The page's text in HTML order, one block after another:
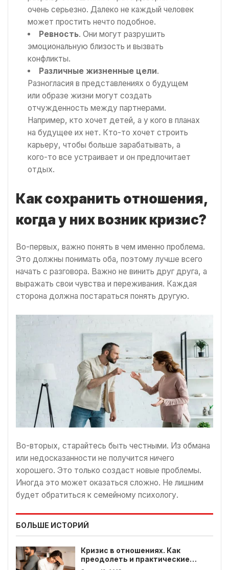
очень серьезно. Далеко не каждый человек
может простить нечто подобное.
Ревность. Они могут разрушить
эмоциональную близость и вызвать
конфликты.
Различные жизненные цели.
Разногласия в представлениях о будущем
или образе жизни могут создать
отчужденность между партнерами.
Например, кто хочет детей, а у кого в планах
на будущее их нет. Кто-то хочет строить
карьеру, чтобы больше зарабатывать, а
кого-то все устраивает и он предпочитает
отдых.
Как сохранить отношения,
когда у них возник кризис?
Во-первых, важно понять в чем именно проблема.
Это должны понимать оба, поэтому лучше всего
начать с разговора. Важно не винить друг друга, а
выражать свои чувства и переживания. Каждая
сторона должна постараться понять другую.
Во-вторых, старайтесь быть честными. Из обмана
или недосказанности не получится ничего
хорошего. Это только создаст новые проблемы.
Иногда это может оказаться сложно. Не лишним
будет обратиться к семейному психологу.
БОЛЬШЕ ИСТОРИЙ
Кризис в отношениях. Как
преодолеть и практические
советы для каждого